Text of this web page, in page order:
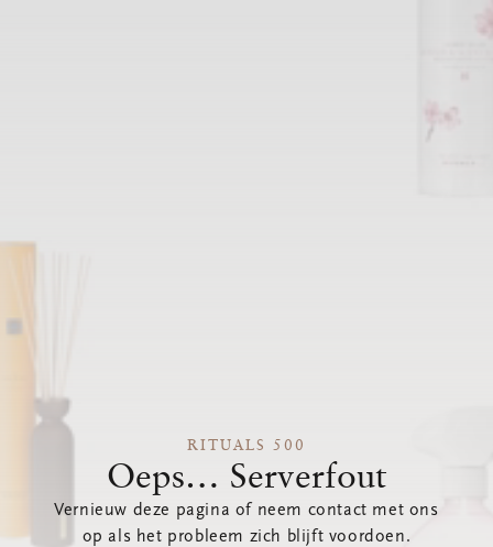
RITUALS 500
Oeps… Serverfout
Vernieuw deze pagina of neem contact met ons
op als het probleem zich blijft voordoen.